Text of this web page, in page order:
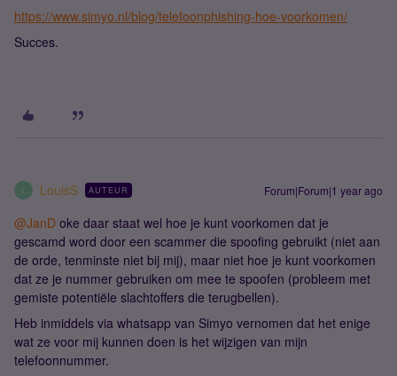
https://www.simyo.nl/blog/telefoonphishing-hoe-voorkomen/
Succes.
LouisS AUTEUR Forum|Forum|1 year ago
@JanD oke daar staat wel hoe je kunt voorkomen dat je
gescamd word door een scammer die spoofing gebruikt (niet aan
de orde, tenminste niet bij mij), maar niet hoe je kunt voorkomen
dat ze je nummer gebruiken om mee te spoofen (probleem met
gemiste potentiële slachtoffers die terugbellen).
Heb inmiddels via whatsapp van Simyo vernomen dat het enige
wat ze voor mij kunnen doen is het wijzigen van mijn
telefoonnummer.